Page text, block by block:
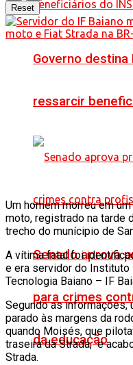
Governo destina
ressarcir
Senado aprova
para crimes
da educação
Reset
Um homem morreu em
moto, registrado na tarde
trecho do munícipio de
A vítima fatal foi
e era servidor do Instituto
Tecnologia Baiano – IF
Segundo as informações,
parado às margens da
quando Moisés, que
traseira da Strada, e
Strada.